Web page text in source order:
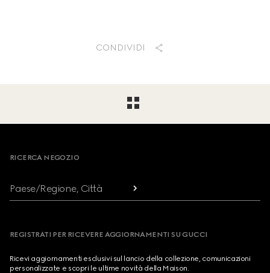
CONDIVIDI
Footer
RICERCA NEGOZIO
Paese/Regione, Città
REGISTRATI PER RICEVERE AGGIORNAMENTI SU GUCCI
Ricevi aggiornamenti esclusivi sul lancio della collezione, comunicazioni
personalizzate e scopri le ultime novità della Maison.